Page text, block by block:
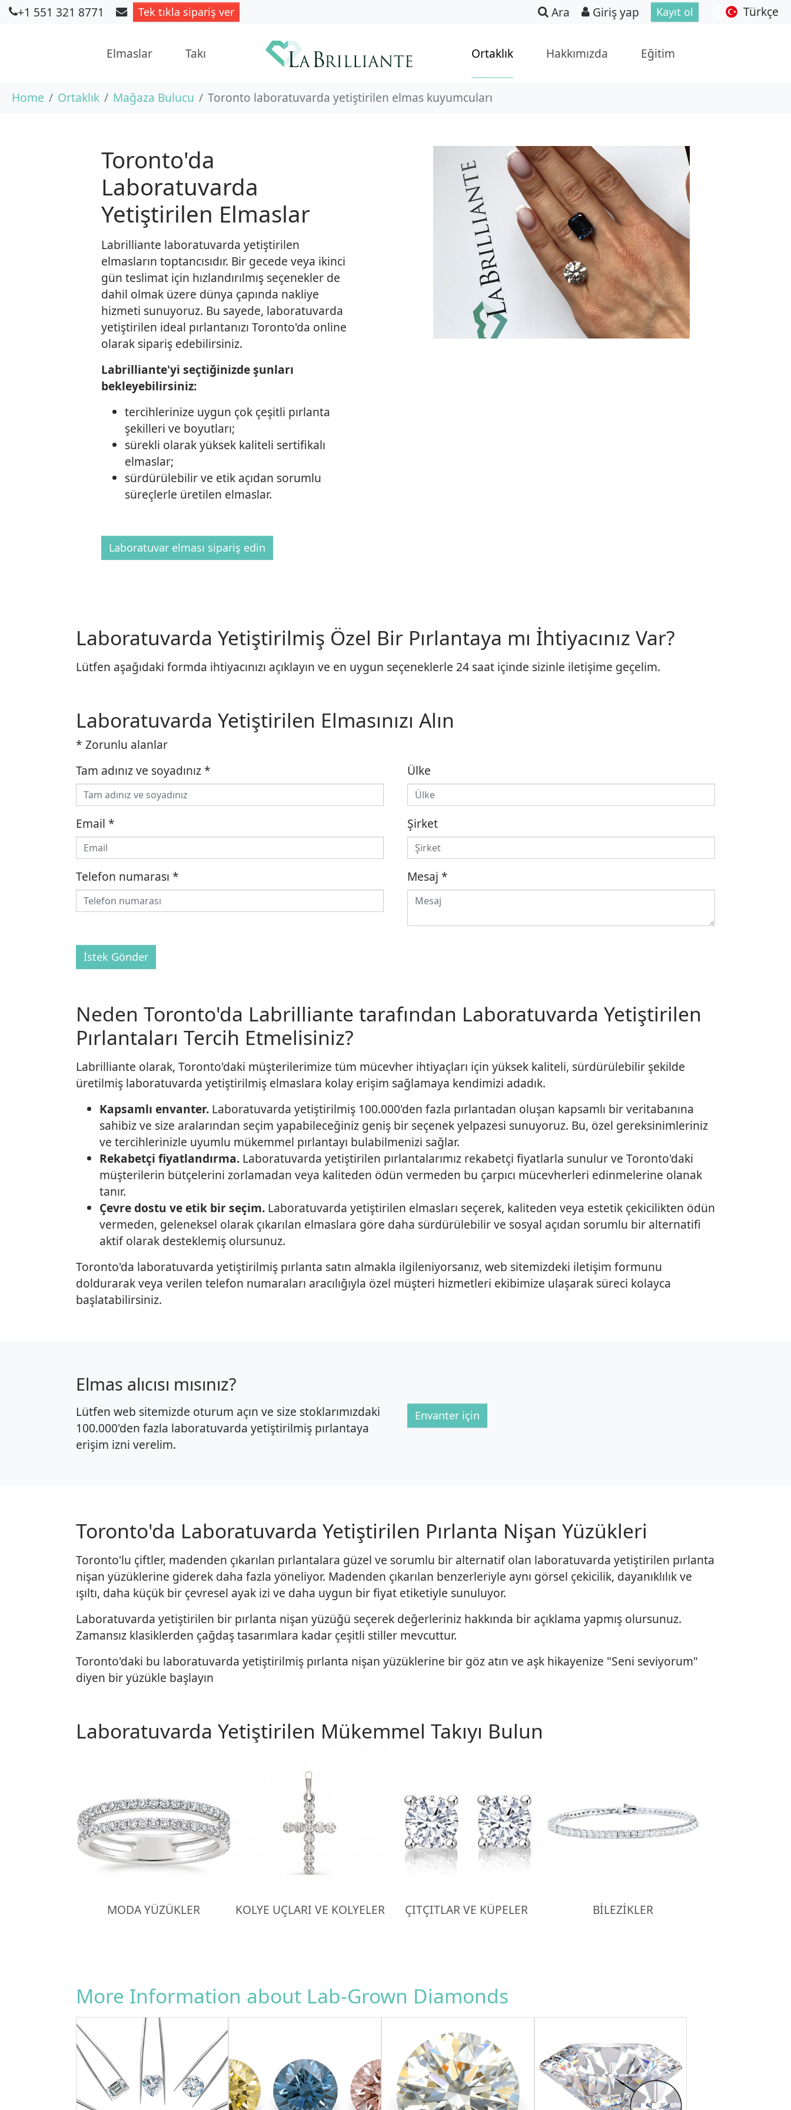
Skip to main content
+1 551 321 8771 Tek tıkla sipariş ver Ara Giriş yap Kayıt ol Türkçe
Elmaslar Takı Ortaklık Hakkımızda Eğitim
You are here:
Home Ortaklık Mağaza Bulucu Toronto laboratuvarda yetiştirilen elmas kuyumcuları
Toronto'da
Laboratuvarda
Yetiştirilen Elmaslar
Labrilliante laboratuvarda yetiştirilen
elmasların toptancısıdır. Bir gecede veya ikinci
gün teslimat için hızlandırılmış seçenekler de
dahil olmak üzere dünya çapında nakliye
hizmeti sunuyoruz. Bu sayede, laboratuvarda
yetiştirilen ideal pırlantanızı Toronto'da online
olarak sipariş edebilirsiniz.
Labrilliante'yi seçtiğinizde şunları
bekleyebilirsiniz:
tercihlerinize uygun çok çeşitli pırlanta
şekilleri ve boyutları;
sürekli olarak yüksek kaliteli sertifikalı
elmaslar;
sürdürülebilir ve etik açıdan sorumlu
süreçlerle üretilen elmaslar.
Laboratuvar elması sipariş edin
Laboratuvarda Yetiştirilmiş Özel Bir Pırlantaya mı İhtiyacınız Var?
Lütfen aşağıdaki formda ihtiyacınızı açıklayın ve en uygun seçeneklerle 24 saat içinde sizinle iletişime geçelim.
Laboratuvarda Yetiştirilen Elmasınızı Alın
* Zorunlu alanlar
Tam adınız ve soyadınız*
Email *
Telefon numarası *
Ülke
Şirket
Mesaj *
İstek Gönder
Neden Toronto'da Labrilliante tarafından Laboratuvarda Yetiştirilen
Pırlantaları Tercih Etmelisiniz?
Labrilliante olarak, Toronto'daki müşterilerimize tüm mücevher ihtiyaçları için yüksek kaliteli, sürdürülebilir şekilde
üretilmiş laboratuvarda yetiştirilmiş elmaslara kolay erişim sağlamaya kendimizi adadık.
Kapsamlı envanter.Laboratuvarda yetiştirilmiş 100.000'den fazla pırlantadan oluşan kapsamlı bir veritabanına
sahibiz ve size aralarından seçim yapabileceğiniz geniş bir seçenek yelpazesi sunuyoruz. Bu, özel gereksinimleriniz
ve tercihlerinizle uyumlu mükemmel pırlantayı bulabilmenizi sağlar.
Rekabetçi fiyatlandırma.Laboratuvarda yetiştirilen pırlantalarımız rekabetçi fiyatlarla sunulur ve Toronto'daki
müşterilerin bütçelerini zorlamadan veya kaliteden ödün vermeden bu çarpıcı mücevherleri edinmelerine olanak
tanır.
Çevre dostu ve etik bir seçim. Laboratuvarda yetiştirilen elmasları seçerek, kaliteden veya estetik çekicilikten ödün
vermeden, geleneksel olarak çıkarılan elmaslara göre daha sürdürülebilir ve sosyal açıdan sorumlu bir alternatifi
aktif olarak desteklemiş olursunuz.
Toronto'da laboratuvarda yetiştirilmiş pırlanta satın almakla ilgileniyorsanız, web sitemizdeki iletişim formunu
doldurarak veya verilen telefon numaraları aracılığıyla özel müşteri hizmetleri ekibimize ulaşarak süreci kolayca
başlatabilirsiniz.
Elmas alıcısı mısınız?
Lütfen web sitemizde oturum açın ve size stoklarımızdaki
100.000'den fazla laboratuvarda yetiştirilmiş pırlantaya
erişim izni verelim.
Envanter için
Toronto'da Laboratuvarda Yetiştirilen Pırlanta Nişan Yüzükleri
Toronto'lu çiftler, madenden çıkarılan pırlantalara güzel ve sorumlu bir alternatif olan laboratuvarda yetiştirilen pırlanta
nişan yüzüklerine giderek daha fazla yöneliyor. Madenden çıkarılan benzerleriyle aynı görsel çekicilik, dayanıklılık ve
ışıltı, daha küçük bir çevresel ayak izi ve daha uygun bir fiyat etiketiyle sunuluyor.
Laboratuvarda yetiştirilen bir pırlanta nişan yüzüğü seçerek değerleriniz hakkında bir açıklama yapmış olursunuz.
Zamansız klasiklerden çağdaş tasarımlara kadar çeşitli stiller mevcuttur.
Toronto'daki bu laboratuvarda yetiştirilmiş pırlanta nişan yüzüklerine bir göz atın ve aşk hikayenize "Seni seviyorum"
diyen bir yüzükle başlayın
MODA YÜZÜKLER KOLYE UÇLARI VE KOLYELER ÇITÇITLAR VE KÜPELER BİLEZİKLER
Laboratuvarda Yetiştirilen Mükemmel Takıyı Bulun
More Information about Lab-Grown Diamonds